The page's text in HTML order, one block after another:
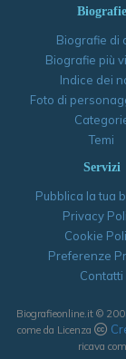
Biografie
Biografie di
Biografie più
Indice dei
Foto di
Temi
Servizi
Pubblica la tua
Privacy
Cookie
Preferenze
Contatti
Biografieonline.it ©
come da Licenza
ricava